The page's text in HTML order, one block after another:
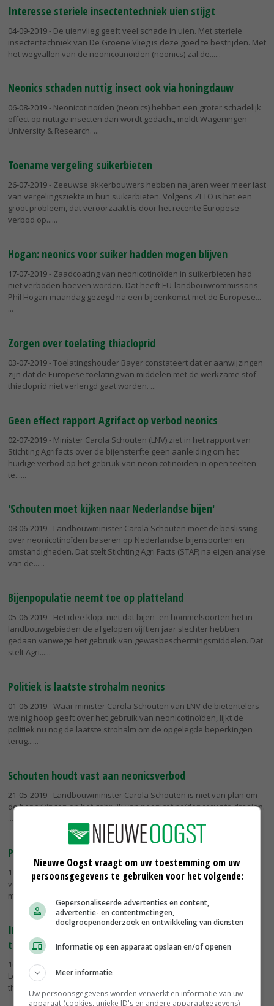
Interesse steriele insectentechniek uien stijgt
04-09-2019- De uienvlieg geeft veel schade in uien. Met steriele
insectentechniek van De Groene Vlieg is deze goed te bestrijden. Met
het wegvallen van de neonicotinoïden (neonics) zal de...
Neonics schaden nuttig insect ook via honingdauw
06-08-2019- Neonicotinoïden (neonics) hebben een groter schadelijk
effect op nuttige insecten dan wordt gedacht, meldt Wageningen
University & Research.
Toename vergeling suikerbieten
26-07-2019- Zeeuwse akkerbouwers hebben na jaren weer meer last
van vergelingsziekte in hun suikerbieten. Volgens ZLTO is het een
groot probleem, dat veroorzaakt is door het recente Europese
verbod op...
Hogan: neonics voor suiker hadden mogen blijven
17-07-2019- Zaadcoating van neonicotinoïden in suikerbieten had
niet verboden hoeven worden. Dat heeft EU-landbouwcommissaris
Phil Hogan maandag gezegd na een bijeenkomst met de Europese...
Zorgen over toelating thiacloprid
03-07-2019- Toelatingshouder Bayer constateert dat er aanwijzingen
zijn dat de Europese toelating van middelen met de werkzame stof
thiacloprid niet verlengd gaat worden.
Geen effect rapport Agrifact op verbod neonics
02-07-2019- Minister Carola Schouten (LNV) ziet in het rapport van
Stichting Agrifacts over de bijensterfte geen aanleiding om het
huidige verbod op het gebruik van neonicotinoïden in open teelten
te...
'Schouten moet kijken naar Nederlandse bijen'
08-06-2019- Landbouwminister Carola Schouten moet de beslissing
over neonicotinoïden baseren op Nederlandse bijensoorten en
omstandigheden. Dat stelt Stichting Agri Facts (STAF) na eigen analyse
van de...
Bijenpopulatie neemt toe op platteland
05-06-2019- Het idee klopt niet dat bijen- en hommelsoorten het in
landbouwgebieden de afgelopen vijftien jaar slechter hebben
gedaan vanwege het gebruik van gewasbeschermingsmiddelen. Dat
stelt Agri...
Politiek is laatste strohalm neonics
01-06-2019- Waar minister Carola Schouten van LNV de bietentelers
weinig hoop geeft over het gebruik van neonicotinoïden, lijkt de
politiek nu nog de laatste strohalm om de opgelegde beperkingen
terug...
Schouten houdt vast aan neonicsverbod
21-05-2019- Landbouwminister Carola Schouten is niet van plan om
de beperkingen op het gebruik van neonicotinoïden terug te draaien.
Perzikluis grote zorg voor bietentelers
17-05-2019- Het is wrang dat Nederlandse bietentelers vanwege het
verbod op zaadcoating met neonicotinoïden meer veldbespuitingen
moeten uitvoeren. Dat vindt voorzitter Jaap van Wenum van...
Input Leids onderzoek te laat voor herbeoordeling
thiacloprid
16-05-2019
Leiden invloed heeft op de herbeoordeling van insecticide
thiacloprid. Dat meldt het College voor de toelating van...
Nieuwe Oogst vraagt om uw toestemming om uw
persoonsgegevens te gebruiken voor het volgende:
Gepersonaliseerde advertenties en content,
advertentie- en contentmetingen,
doelgroepenonderzoek en ontwikkeling van diensten
Informatie op een apparaat opslaan en/of openen
Meer informatie
Uw persoonsgegevens worden verwerkt en informatie van uw
apparaat (cookies, unieke ID's en andere apparaatgegevens)